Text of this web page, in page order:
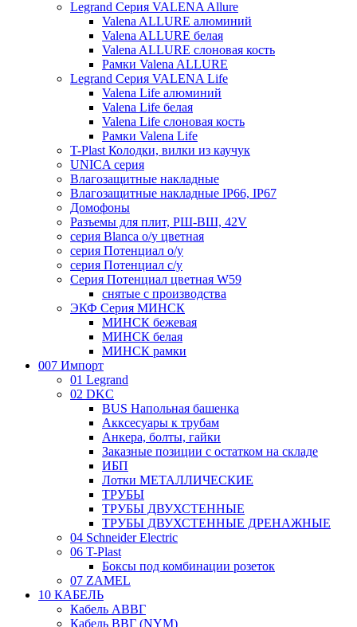
Legrand Серия VALENA Allure
Valena ALLURE алюминий
Valena ALLURE белая
Valena ALLURE слоновая кость
Рамки Valena ALLURE
Legrand Серия VALENA Life
Valena Life алюминий
Valena Life белая
Valena Life слоновая кость
Рамки Valena Life
T-Plast Колодки, вилки из каучук
UNICA серия
Влагозащитные накладные
Влагозащитные накладные IP66, IP67
Домофоны
Разъемы для плит, РШ-ВШ, 42V
серия Blanca о/у цветная
серия Потенциал о/у
серия Потенциал с/у
Серия Потенциал цветная W59
снятые с производства
ЭКФ Серия МИНСК
МИНСК бежевая
МИНСК белая
МИНСК рамки
007 Импорт
01 Legrand
02 DKC
BUS Напольная башенка
Акксесуары к трубам
Анкера, болты, гайки
Заказные позиции с остатком на складе
ИБП
Лотки МЕТАЛЛИЧЕСКИЕ
ТРУБЫ
ТРУБЫ ДВУХСТЕННЫЕ
ТРУБЫ ДВУХСТЕННЫЕ ДРЕНАЖНЫЕ
04 Schneider Electric
06 T-Plast
Боксы под комбинации розеток
07 ZAMEL
10 КАБЕЛЬ
Кабель АВВГ
Кабель ВВГ (NYM)